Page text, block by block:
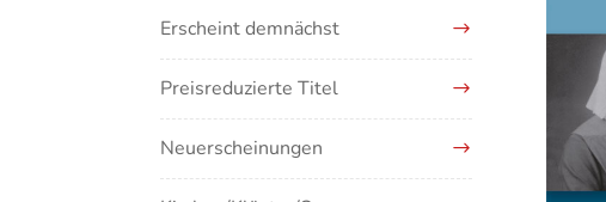
Erscheint demnächst
Preisreduzierte Titel
Neuerscheinungen